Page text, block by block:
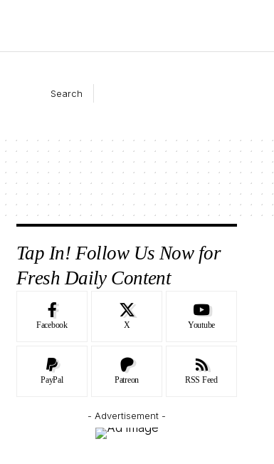
Search
Tap In! Follow Us Now for
Fresh Daily Content
Facebook X Youtube
PayPal Patreon RSS Feed
- Advertisement -